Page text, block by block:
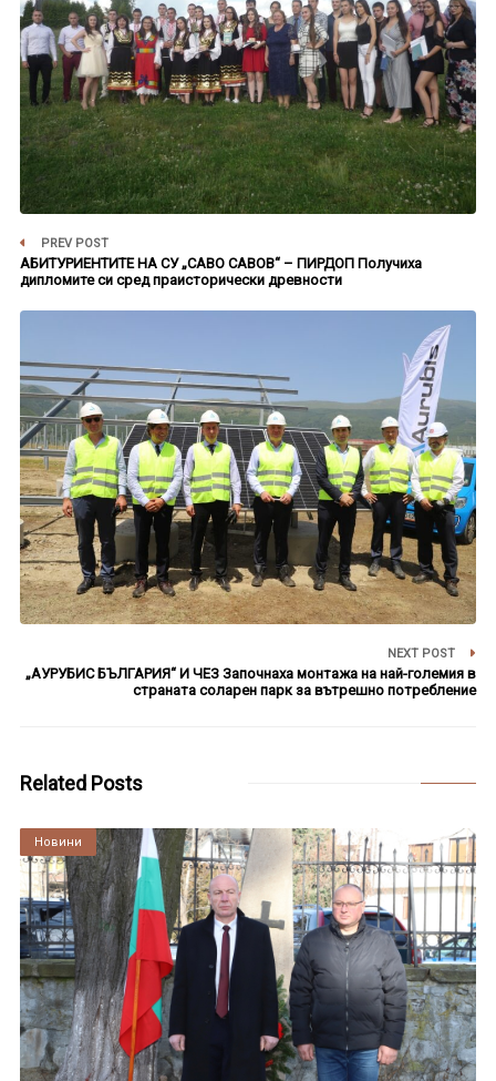
PREV POST
АБИТУРИЕНТИТЕ НА СУ „САВО САВОВ“ – ПИРДОП Получиха
дипломите си сред праисторически древности
NEXT POST
„АУРУБИС БЪЛГАРИЯ“ И ЧЕЗ Започнаха монтажа на най-големия в
страната соларен парк за вътрешно потребление
Related Posts
Култура
Новини